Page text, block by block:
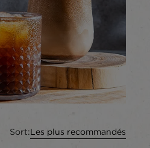
Sort:Les plus recommandés